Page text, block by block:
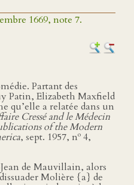
1669, note 7.
Partant des
Patin, Elizabeth Maxfield
qu’elle a relatée dans un
Cressé and le Médecin
of the Modern
, sept. 1957, no 4,
de Mauvillain, alors
Molière {a} de